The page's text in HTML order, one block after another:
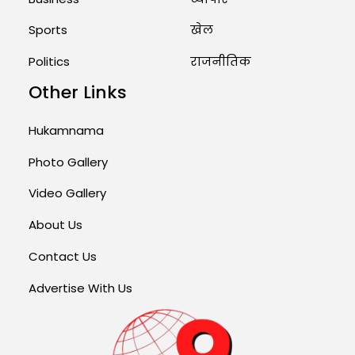
Sports
Politics
खेल
राजनीतिक
Other Links
Hukamnama
Photo Gallery
Video Gallery
About Us
Contact Us
Advertise With Us